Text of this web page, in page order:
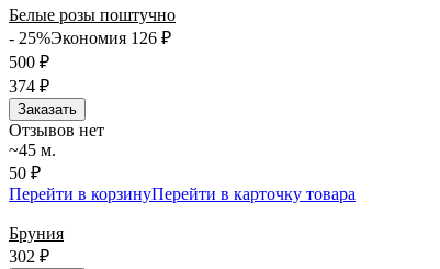
Белые розы поштучно
- 25%Экономия 126 ₽
500 ₽
374 ₽
Заказать
Отзывов нет
~45 м.
50 ₽
Перейти в корзинуПерейти в карточку товара
Бруния
302 ₽